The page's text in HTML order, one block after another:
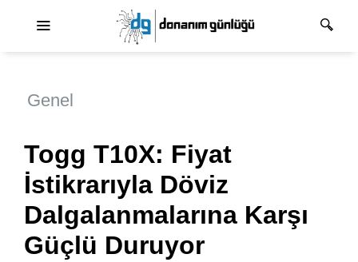
Genel
Togg T10X: Fiyat
İstikrarıyla Döviz
Dalgalanmalarına Karşı
Güçlü Duruyor